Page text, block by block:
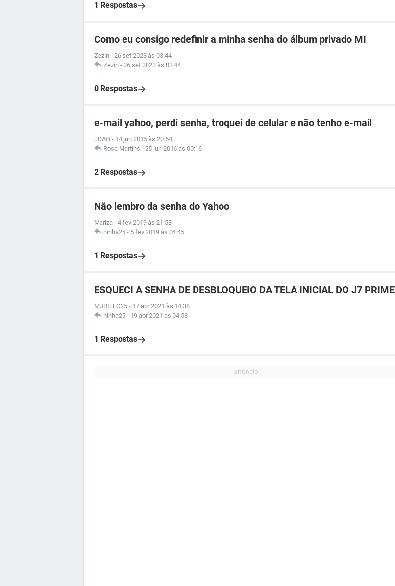
1 Respostas
Como eu consigo redefinir a minha senha do álbum privado MI
Zezin - 26 set 2023 às 03:44
Zezin - 26 set 2023 às 03:44
0 Respostas
e-mail yahoo, perdi senha, troquei de celular e não tenho e-mail
JOAO - 14 jun 2015 às 20:54
Rose Martins - 25 jun 2016 às 00:16
2 Respostas
Não lembro da senha do Yahoo
Mariza - 4 fev 2019 às 21:53
ninha25 - 5 fev 2019 às 04:45
1 Respostas
ESQUECI A SENHA DE DESBLOQUEIO DA TELA INICIAL DO J7 PRIME
MURILLO25 - 17 abr 2021 às 14:38
ninha25 - 19 abr 2021 às 04:58
1 Respostas